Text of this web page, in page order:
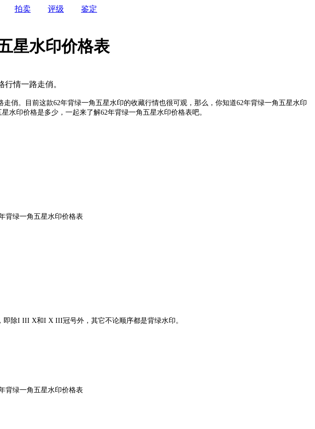
拍卖 评级
鉴定
星水印价格表
情一路走俏。
走俏。目前这款62年背绿一角五星水印的收藏行情也很可观，那么，你知道62年背绿一角五星水印
水印价格是多少，一起来了解62年背绿一角五星水印价格表吧。
除I III X和I X III冠号外，其它不论顺序都是背绿水印。